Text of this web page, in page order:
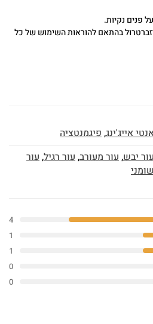
בהתאם להוראות השימוש של כל
אייג'ינג, פיגמנטציה
עור יבש, עור מעורב, עור רגיל, עור
שומני
4
1
1
0
0